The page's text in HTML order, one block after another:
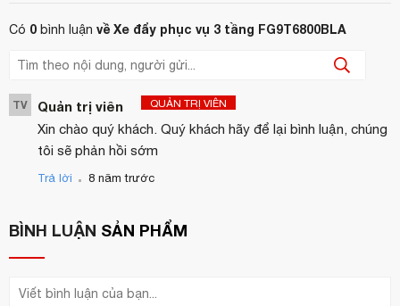
phối, khách sạn, chuỗi F&B.
Dịch vụ hậu mãi uy tín– Hỗ trợ kỹ thuật và đổi trả minh
bạch, rõ ràng.
CÔNG TY TNHH CUNG ỨNG THIẾT BỊ KHÁCH SẠN HOÀN
- Đơn vị phân phối thiết bị nhà bếp và nhà hàng chính
hãng
0904 886 341 | 0944 495 054
Email:info@hoanmyhotelsupply.co
Có 0 bình luận về Xe đẩy phục vụ 3 tầng FG9T6800BLA
TV Quản trị viên QUẢN TRỊ VIÊN
Xin chào quý khách. Quý khách hãy để lại bình luận, chúng
tôi sẽ phản hồi sớm
Trả lời . 8 năm trước
BÌNH LUẬN SẢN PHẨM